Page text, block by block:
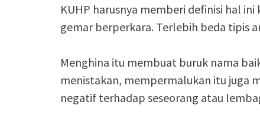
KUHP harusnya memberi definisi hal
gemar berperkara. Terlebih beda tipis
Menghina itu membuat buruk nama
menistakan, mempermalukan itu juga
negatif terhadap seseorang atau